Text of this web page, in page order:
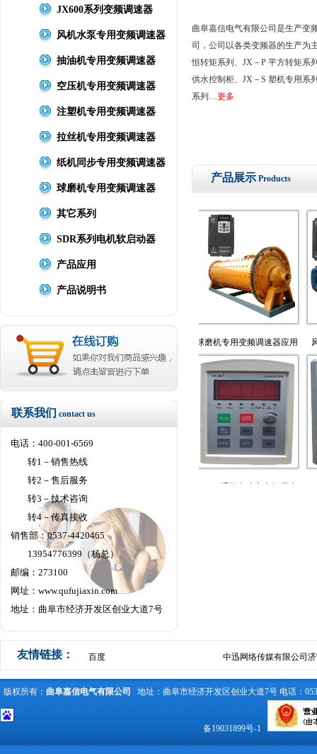
JX600系列变频调速器
风机水泵专用变频调速器
抽油机专用变频调速器
空压机专用变频调速器
注塑机专用变频调速器
拉丝机专用变频调速器
纸机同步专用变频调速器
球磨机专用变频调速器
其它系列
SDR系列电机软启动器
产品应用
产品说明书
联系我们 contact us
电话：400-001-6569
转1－销售热线
转2－售后服务
转3－技术咨询
转4－传真接收
销售部：0537-4420465
13954776399（杨总）
邮编：273100
网址： www.qufujiaxin.com
地址：曲阜市经济开发区创业大道7号
曲阜嘉信电气有限公司是生产变
司，公司以各类变频器的生产为
恒转矩系列、JX－P 平方转矩系
供水控制柜、JX－S 塑机专用系
系列…更多
产品展示 Products
用型变频
拉丝机专用变频调速器应用 球磨机专用变频调速器应用 风机水
调速控制柜 变频恒压供水控制柜
友情链接： 百度 中迅网络传媒有限公司
版权所有：曲阜嘉信电气有限公司 地址：曲阜市经济开发区创业大道7号 电话：
备19031899号-1